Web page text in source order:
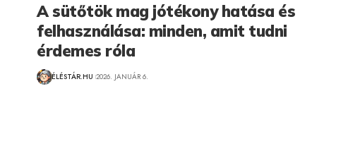
A sütőtök mag jótékony hatása és
felhasználása: minden, amit tudni
érdemes róla
ÉLÉSTÁR.HU 2026. JANUÁR 6.